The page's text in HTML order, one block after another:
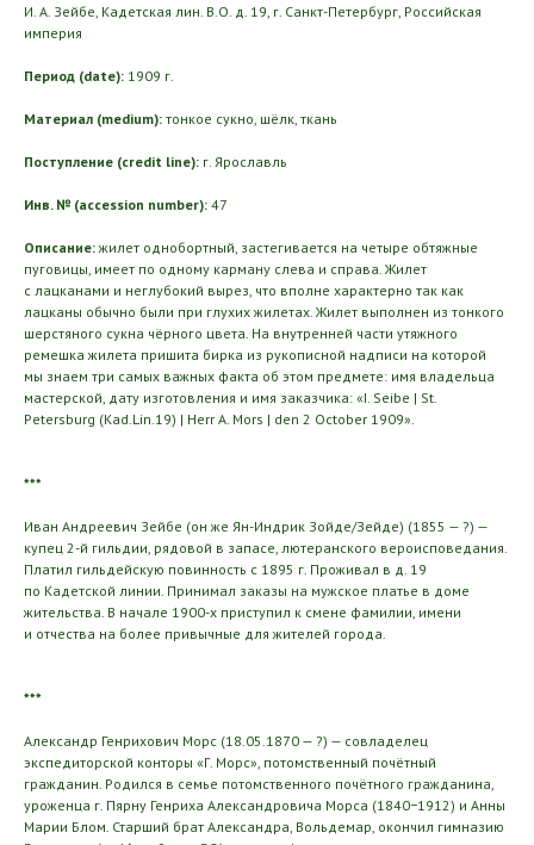
И. А. Зейбе, Кадетская лин. В.О. д. 19, г. Санкт-Петербург, Российская
империя
Период (date): 1909 г.
Материал (medium): тонкое сукно, шёлк, ткань
Поступление (credit line): г. Ярославль
Инв. № (accession number): 47
Описание:жилет однобортный, застегивается на четыре обтяжные
пуговицы, имеет по одному карману слева и справа. Жилет
с лацканами и неглубокий вырез, что вполне характерно так как
лацканы обычно были при глухих жилетах. Жилет выполнен из тонкого
шерстяного сукна чёрного цвета. На внутренней части утяжного
ремешка жилета пришита бирка из рукописной надписи на которой
мы знаем три самых важных факта об этом предмете: имя владельца
мастерской, дату изготовления и имя заказчика: «I. Seibe | St.
Petersburg (Kad.Lin.19) | Herr A. Mors | den 2 October 1909».
***
Иван Андреевич Зейбе (он же Ян-Индрик Зойде/Зейде) (1855 — ?) —
купец 2-й гильдии, рядовой в запасе, лютеранского вероисповедания.
Платил гильдейскую повинность с 1895 г. Проживал в д. 19
по Кадетской линии. Принимал заказы на мужское платье в доме
жительства. В начале 1900-х приступил к смене фамилии, имени
и отчества на более привычные для жителей города.
***
Александр Генрихович Морс (18.05.1870 — ?) — совладелец
экспедиторской конторы «Г. Морс», потомственный почётный
гражданин. Родился в семье потомственного почётного гражданина,
уроженца г. Пярну Генриха Александровича Морса (1840−1912) и Анны
Марии Блом. Старший брат Александра, Вольдемар, окончил гимназию